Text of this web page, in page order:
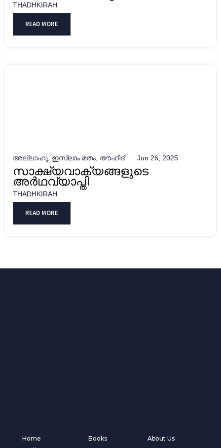
THADHKIRAH
READ MORE
അല്ലാഹു, ഇസ്ലാം മതം, തൗഹീദ് Jun 26, 2025
സാക്ഷ്യവാക്യങ്ങളുടെ
അര്‍ഥവ്യാപ്തി
THADHKIRAH
READ MORE
Home
Books
About Us